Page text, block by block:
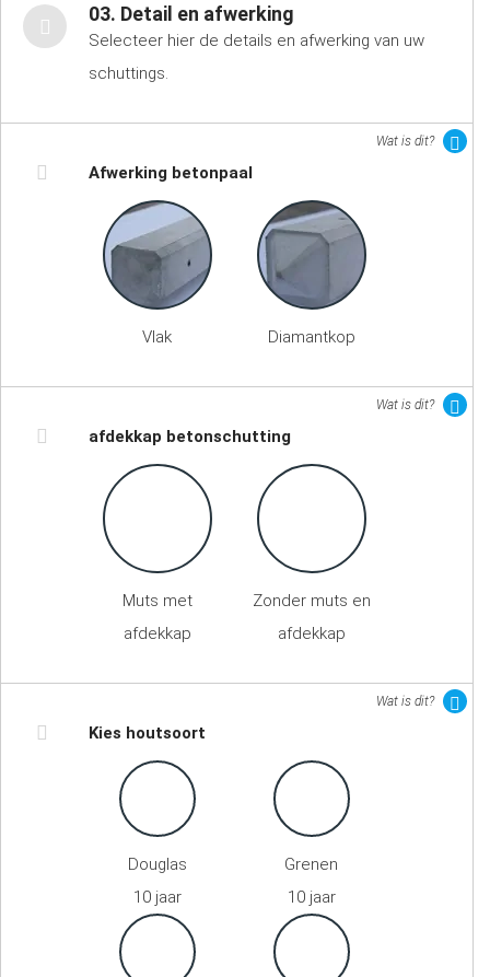
03. Detail en afwerking
Selecteer hier de details en afwerking van uw
schuttings.
Wat is dit?
Afwerking betonpaal
Vlak Diamantkop
Wat is dit?
afdekkap betonschutting
Muts met
afdekkap
Zonder muts en
afdekkap
Wat is dit?
Kies houtsoort
Douglas
10 jaar
Grenen
10 jaar